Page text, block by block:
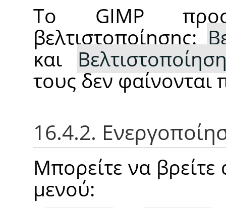
Το GIMP
βελτιστοποίησης:
και
τους δεν φαίνονται
16.4.2.
Μπορείτε να
μενού: